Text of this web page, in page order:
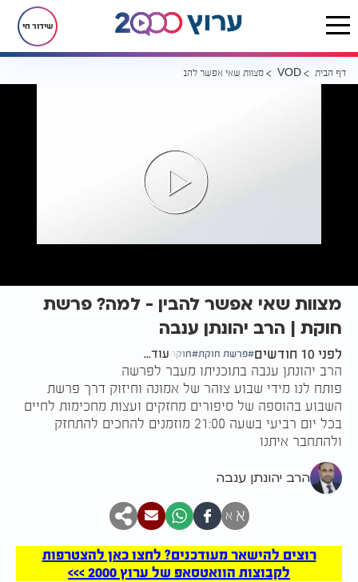
שידור חי
דף הבית VOD מצוות שאי אפשר להבין - למה? פרשת חוקת | הרב יהונתן ענבה
מצוות שאי אפשר להבין - למה? פרשת
חוקת | הרב יהונתן ענבה
לפני 10 חודשים פרשת חוקת חוקת עוד...
הרב יהונתן ענבה בתוכניתו מעבר לפרשה
פותח לנו מידי שבוע צוהר של אמונה וחיזוק דרך פרשת
השבוע בהוספה של סיפורים מחזקים ועצות מחכימות לחיים
בכל יום רביעי בשעה 21:00 מוזמנים להחכים להתחזק
ולהתחבר איתנו
הרב יהונתן ענבה
א א
רוצים להישאר מעודכנים? לחצו כאן להצטרפות
לקבוצות הוואטסאפ של ערוץ 2000 >>>